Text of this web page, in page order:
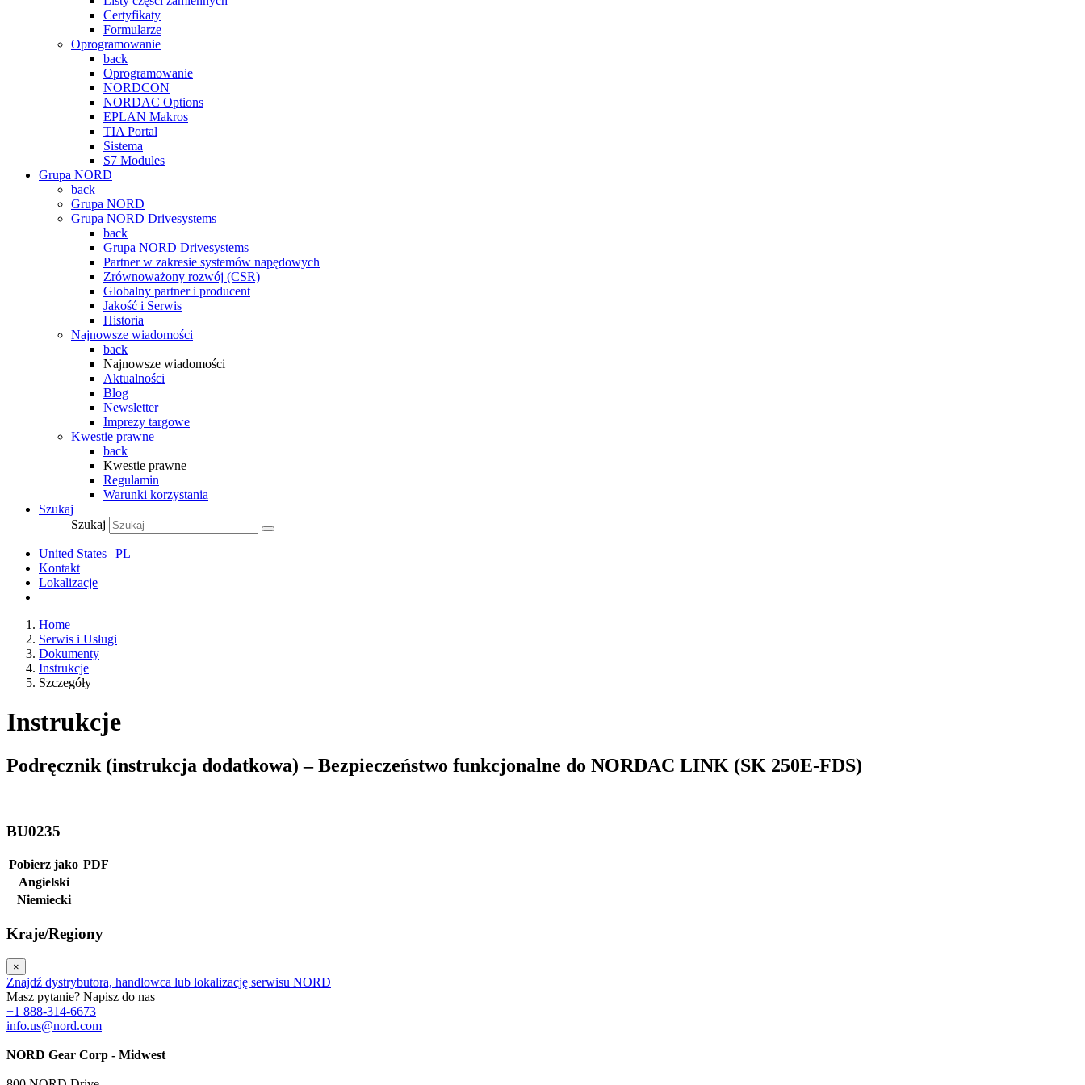
Certyfikaty
Formularze
Oprogramowanie
back
Oprogramowanie
NORDCON
NORDAC Options
EPLAN Makros
TIA Portal
Sistema
S7 Modules
Grupa NORD
back
Grupa NORD
Grupa NORD Drivesystems
back
Grupa NORD Drivesystems
Partner w zakresie systemów napędowych
Zrównoważony rozwój (CSR)
Globalny partner i producent
Jakość i Serwis
Historia
Najnowsze wiadomości
back
Najnowsze wiadomości
Aktualności
Blog
Newsletter
Imprezy targowe
Kwestie prawne
back
Kwestie prawne
Regulamin
Warunki korzystania
Szukaj
Szukaj
United States | PL
Kontakt
Lokalizacje
Home
Serwis i Usługi
Dokumenty
Instrukcje
Szczegóły
Instrukcje
Podręcznik (instrukcja dodatkowa) – Bezpieczeństwo funkcjonalne do NORDAC LINK (SK 250E-FDS)
BU0235
Pobierz jako PDF
Angielski
Niemiecki
Kraje/Regiony
×
Znajdź dystrybutora, handlowca lub lokalizację serwisu NORD
Masz pytanie? Napisz do nas
+1 888-314-6673
info.us@nord.com
NORD Gear Corp - Midwest